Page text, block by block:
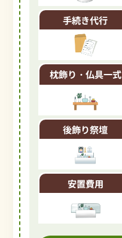
手続き代行
枕飾り・仏具一式
後飾り祭壇
安置費用